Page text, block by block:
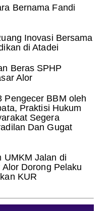
Bernama Fandi
Inovasi Bersama
di Atadei
Beras SPHP
Alor
Pengecer BBM oleh
Praktisi Hukum
Segera
Dan Gugat
UMKM Jalan di
Dorong Pelaku
KUR